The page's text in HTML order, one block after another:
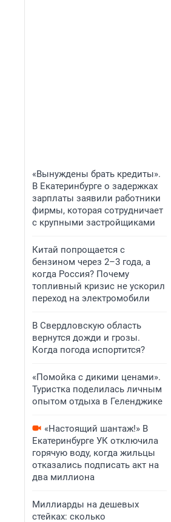
«Вынуждены брать кредиты».
В Екатеринбурге о задержках
зарплаты заявили работники
фирмы, которая сотрудничает
с крупными застройщиками
Китай попрощается с
бензином через 2–3 года, а
когда Россия? Почему
топливный кризис не ускорил
переход на электромобили
В Свердловскую область
вернутся дожди и грозы.
Когда погода испортится?
«Помойка с дикими ценами».
Туристка поделилась личным
опытом отдыха в Геленджике
«Настоящий шантаж!» В
Екатеринбурге УК отключила
горячую воду, когда жильцы
отказались подписать акт на
два миллиона
Миллиарды на дешевых
стейках: сколько